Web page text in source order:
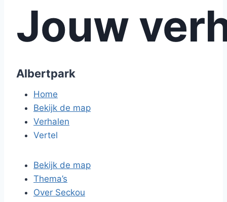
Jouw
Albertpark
Home
Bekijk de map
Verhalen
Vertel
Bekijk de map
Thema’s
Over Seckou